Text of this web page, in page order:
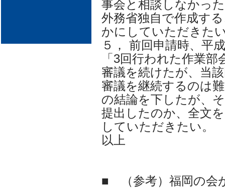
事会と相談しなかっ
外務省独自で作成す
かにしていただきた
５， 前回申請時、平
「3回行われた作業部
審議を続けたが、当
審議を継続するのは
の結論を下したが、
提出したのか、全文
していただきたい。
以上
■ （参考）福岡の会